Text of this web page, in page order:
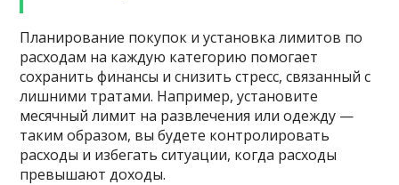
Планирование покупок и установка лимитов по
расходам на каждую категорию помогает
сохранить финансы и снизить стресс, связанный с
лишними тратами. Например, установите
месячный лимит на развлечения или одежду —
таким образом, вы будете контролировать
расходы и избегать ситуации, когда расходы
превышают доходы.